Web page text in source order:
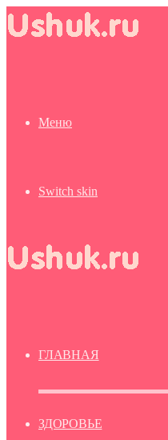
Меню
Switch skin
ГЛАВНАЯ
ЗДОРОВЬЕ